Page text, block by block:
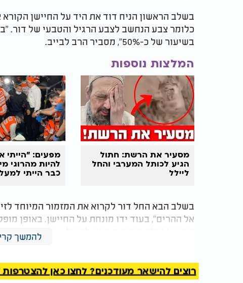
בשלב הראשון הניח דוד את היד על החיישן
כלומר צבע הנחשב לצבע הרגיל והטבעי של דור.
בשיעור של כ-50%", מסביר הרב לבייב.
המלצות נוספות
מסעיר את הרשת: חתול
הגיע לכותל המערבי והחל
ליילל
מפעים: "הייתי
להיות מהרוגי
כבר הייתי
בשלב הבא החל דור לקרוא את המזמור המיוחד
אל ההרים", בעוד ידו מונחת על החיישן. באופן
בחיישן הולך והופך מצהוב, לכחול - שהוא צבע
וגדל, שהוא הופך לרגוע יותר. עוד ניתן לראות כי
דור והחשיבה שלו, הופכים להיות צלולים וזכים
להמשך
רוצים להישאר מעודכנים? לחצו כאן להצטרפות